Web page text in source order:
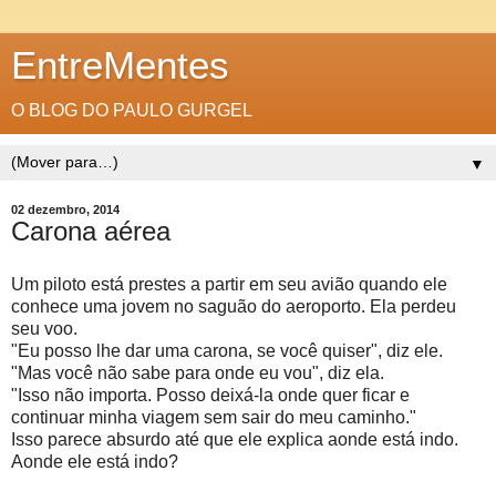
EntreMentes
O BLOG DO PAULO GURGEL
▼
02 dezembro, 2014
Carona aérea
Um piloto está prestes a partir em seu avião quando ele
conhece uma jovem no saguão do aeroporto. Ela perdeu
seu voo.
"Eu posso lhe dar uma carona, se você quiser", diz ele.
"Mas você não sabe para onde eu vou", diz ela.
"Isso não importa. Posso deixá-la onde quer ficar e
continuar minha viagem sem sair do meu caminho."
Isso parece absurdo até que ele explica aonde está indo.
Aonde ele está indo?